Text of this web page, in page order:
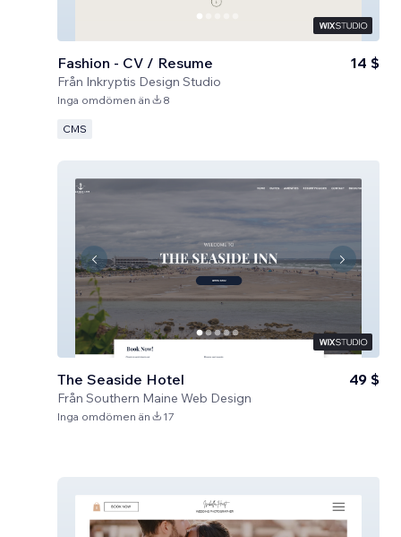
Fashion - CV / Resume
Från Inkryptis Design Studio
14 $
Inga omdömen än 8
CMS
The Seaside Hotel
Från Southern Maine Web Design
49 $
Inga omdömen än 17